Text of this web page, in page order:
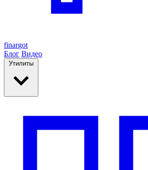
finargot
Блог Видео
Утилиты